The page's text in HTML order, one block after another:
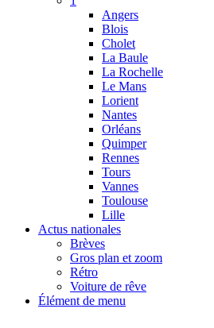
Angers
Blois
Cholet
La Baule
La Rochelle
Le Mans
Lorient
Nantes
Orléans
Quimper
Rennes
Tours
Vannes
Toulouse
Lille
Actus nationales
Brèves
Gros plan et zoom
Rétro
Voiture de rêve
Élément de menu